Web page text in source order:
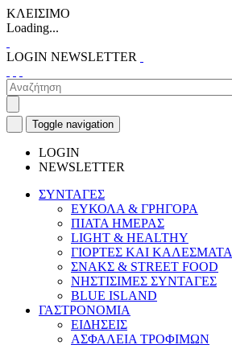
ΚΛΕΙΣΙΜΟ
Loading...
LOGIN NEWSLETTER
Toggle navigation
LOGIN
NEWSLETTER
ΣΥΝΤΑΓΕΣ
ΕΥΚΟΛΑ & ΓΡΗΓΟΡΑ
ΠΙΑΤΑ ΗΜΕΡΑΣ
LIGHT & HEALTHY
ΓΙΟΡΤΕΣ ΚΑΙ ΚΑΛΕΣΜΑΤΑ
ΣΝΑΚΣ & STREET FOOD
ΝΗΣΤΙΣΙΜΕΣ ΣΥΝΤΑΓΕΣ
BLUE ISLAND
ΓΑΣΤΡΟΝΟΜΙΑ
ΕΙΔΗΣΕΙΣ
ΑΣΦΑΛΕΙΑ ΤΡΟΦΙΜΩΝ